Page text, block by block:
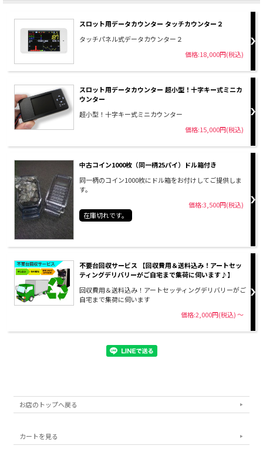
スロット用データカウンター タッチカウンター２
タッチパネル式データカウンター２
価格:18,000円(税込)
スロット用データカウンター 超小型！十字キー式ミニカ
ウンター
超小型！十字キー式ミニカウンター
価格:15,000円(税込)
中古コイン1000枚（同一柄25パイ）ドル箱付き
同一柄のコイン1000枚にドル箱をお付けしてご提供しま
す。
価格:3,500円(税込)
在庫切れです。
不要台回収サービス 【回収費用＆送料込み！アートセッ
ティングデリバリーがご自宅まで集荷に伺います♪】
回収費用＆送料込み！アートセッティングデリバリーがご
自宅まで集荷に伺います
価格:2,000円(税込)～
お店のトップへ戻る
カートを見る